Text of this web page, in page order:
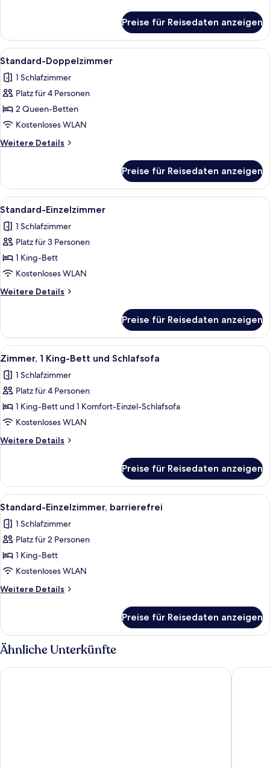
Doppelzimmer,
barrierefrei
Preise für Reisedaten anzeigen
Alle
Fotos
für
Standard-
Doppelzimmer
anzeigen
Ein Hotelzimmer mit zwei Betten,
9
Standard-Doppelzimmer
1 Schlafzimmer
Platz für 4 Personen
2 Queen-Betten
Kostenloses WLAN
Weitere Details
Weitere
Doppelzimmer
Preise für Reisedaten anzeigen
Alle
Fotos
für
Standard-
Einzelzimmer
anzeigen
Ein Hotelzimmer mit einem Bett,
10
Standard-Einzelzimmer
1 Schlafzimmer
Platz für 3 Personen
1 King-Bett
Kostenloses WLAN
Weitere Details
Weitere
Einzelzimmer
Preise für Reisedaten anzeigen
Alle
Fotos
für
Zimmer,
1 King-
Bett
und
Schlafsofa
Ein Hotelzimmer mit einem Bett,
9
Zimmer, 1 King-Bett und Schlafsofa
1 Schlafzimmer
Platz für 4 Personen
1 King-Bett und 1 Komfort-Einzel-Schlafsofa
Kostenloses WLAN
Weitere Details
Weitere
1 King-
Bett
und
Preise für Reisedaten anzeigen
Alle
Fotos
für
Standard-
Einzelzimmer,
barrierefrei
anzeigen
Ein Hotelzimmer mit einem großen
9
Standard-Einzelzimmer, barrierefrei
1 Schlafzimmer
Platz für 2 Personen
1 King-Bett
Kostenloses WLAN
Weitere Details
Weitere
Einzelzimmer,
barrierefrei
Preise für Reisedaten anzeigen
Ähnliche Unterkünfte
Super 8 by Wyndham Orlando Near Florida Mall Garnet